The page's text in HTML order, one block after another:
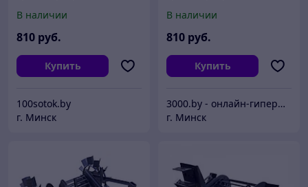
В наличии
810 руб.
Купить
100sotok.by
г. Минск
(универсальная)
В наличии
810 руб.
Купить
3000.by - онлайн-гипермаркет
г. Минск